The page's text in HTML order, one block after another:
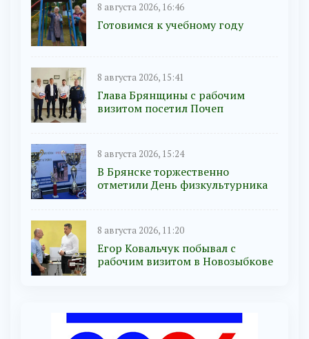
8 августа 2026, 16:46
Готовимся к учебному году
8 августа 2026, 15:41
Глава Брянщины с рабочим
визитом посетил Почеп
8 августа 2026, 15:24
В Брянске торжественно
отметили День физкультурника
8 августа 2026, 11:20
Егор Ковальчук побывал с
рабочим визитом в Новозыбкове